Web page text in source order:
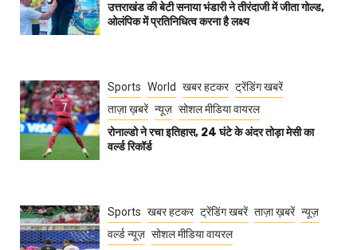
उत्तराखंड की बेटी सनाया भंडारी ने तीरंदाजी में जीता गोल्ड,
ओलंपिक में प्रतिनिधित्व करना है लक्ष्य
Sports World खबर हटकर ट्रेंडिंग खबरें
ताज़ा ख़बरें न्यूज़ सोशल मीडिया वायरल
रोनाल्डो ने रचा इतिहास, 24 घंटे के अंदर तोड़ा मेसी का
वर्ल्ड रिकॉर्ड
Sports खबर हटकर ट्रेंडिंग खबरें ताज़ा ख़बरें न्यूज़
वर्ल्ड न्यूज़ सोशल मीडिया वायरल